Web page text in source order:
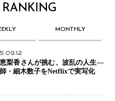
RANKING
MONTHLY
梨香さんが挑む、波乱の人生―
・細木数子をNetflixで実写化